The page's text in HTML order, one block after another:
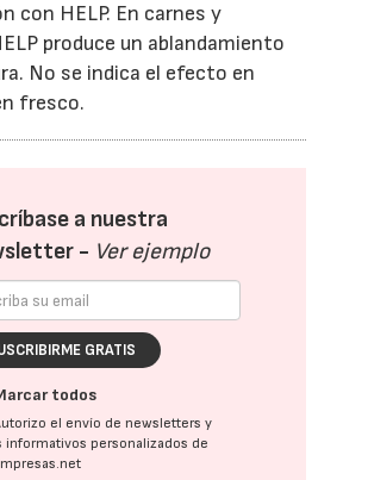
con HELP. En carnes y
produce un ablandamiento
No se indica el efecto en
fresco.
a nuestra
- Ver ejemplo
GRATIS
todos
el envío de newsletters y
informativos personalizados de